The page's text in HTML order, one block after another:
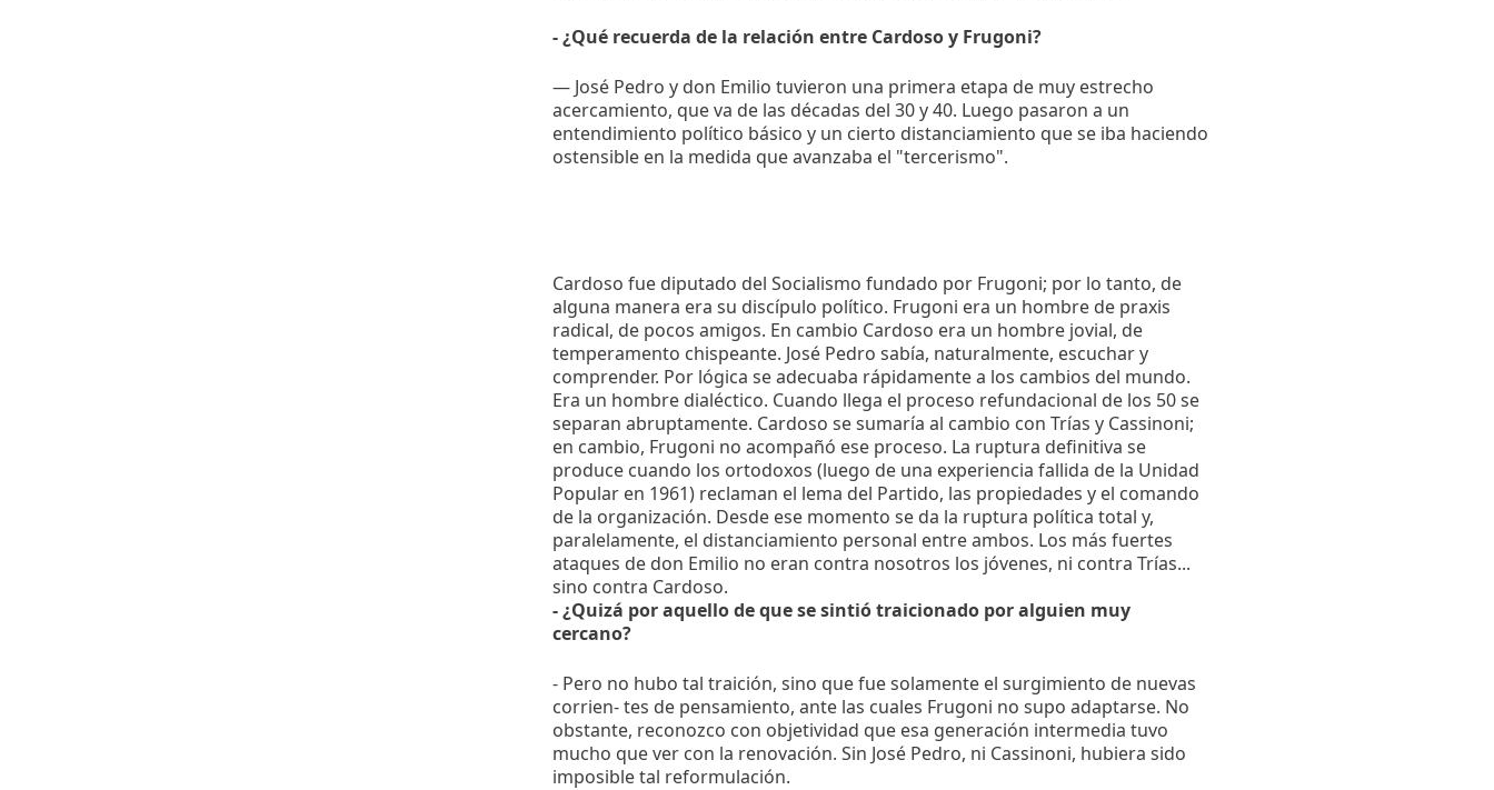
- ¿Qué recuerda de la relación entre Cardoso y Frugoni?
— José Pedro y don Emilio tuvieron una primera etapa de muy estrecho
acercamiento, que va de las décadas del 30 y 40. Luego pasaron a un
entendimiento político básico y un cierto distanciamiento que se iba haciendo
ostensible en la medida que avanzaba el "tercerismo".
Cardoso fue diputado del Socialismo fundado por Frugoni; por lo tanto, de
alguna manera era su discípulo político. Frugoni era un hombre de praxis
radical, de pocos amigos. En cambio Cardoso era un hombre jovial, de
temperamento chispeante. José Pedro sabía, naturalmente, escuchar y
comprender. Por lógica se adecuaba rápidamente a los cambios del mundo.
Era un hombre dialéctico. Cuando llega el proceso refundacional de los 50 se
separan abruptamente. Cardoso se sumaría al cambio con Trías y Cassinoni;
en cambio, Frugoni no acompañó ese proceso. La ruptura definitiva se
produce cuando los ortodoxos (luego de una experiencia fallida de la Unidad
Popular en 1961) reclaman el lema del Partido, las propiedades y el comando
de la organización. Desde ese momento se da la ruptura política total y,
paralelamente, el distanciamiento personal entre ambos. Los más fuertes
ataques de don Emilio no eran contra nosotros los jóvenes, ni contra Trías...
sino contra Cardoso.
- ¿Quizá por aquello de que se sintió traicionado por alguien muy
cercano?
- Pero no hubo tal traición, sino que fue solamente el surgimiento de nuevas
corrien- tes de pensamiento, ante las cuales Frugoni no supo adaptarse. No
obstante, reconozco con objetividad que esa generación intermedia tuvo
mucho que ver con la renovación. Sin José Pedro, ni Cassinoni, hubiera sido
imposible tal reformulación.